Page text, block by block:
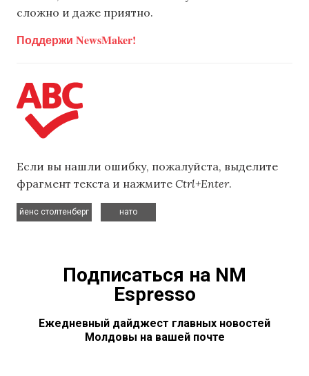
сложно и даже приятно.
Поддержи NewsMaker!
Если вы нашли ошибку, пожалуйста, выделите
фрагмент текста и нажмите Ctrl+Enter.
йенс столтенберг
нато
Подписаться на NM
Espresso
Ежедневный дайджест главных новостей
Молдовы на вашей почте